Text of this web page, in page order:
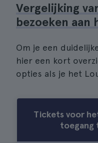
Vergelijking
bezoeken aan
Om je een
hier een kort
opties als je het
Tickets voor
toegang